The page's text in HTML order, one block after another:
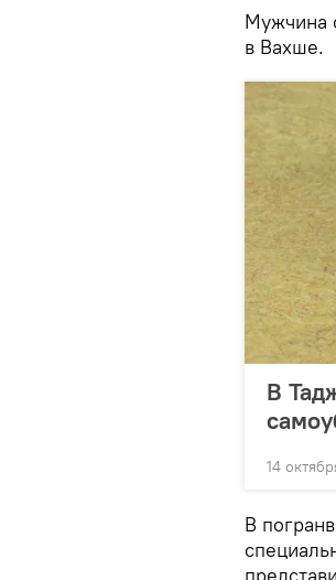
Мужчина
в Вахше.
В
14
В